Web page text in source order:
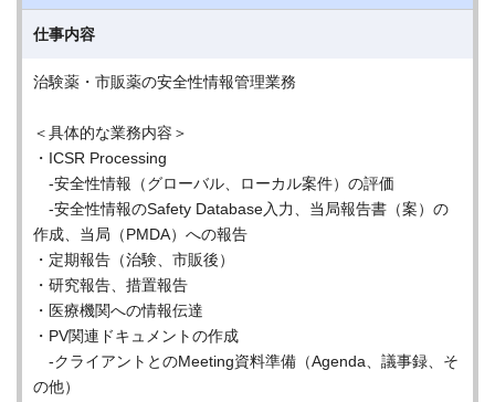
仕事内容
治験薬・市販薬の安全性情報管理業務
＜具体的な業務内容＞
・ICSR Processing
-安全性情報（グローバル、ローカル案件）の評価
-安全性情報のSafety Database入力、当局報告書（案）の
作成、当局（PMDA）への報告
・定期報告（治験、市販後）
・研究報告、措置報告
・医療機関への情報伝達
・PV関連ドキュメントの作成
-クライアントとのMeeting資料準備（Agenda、議事録、そ
の他）